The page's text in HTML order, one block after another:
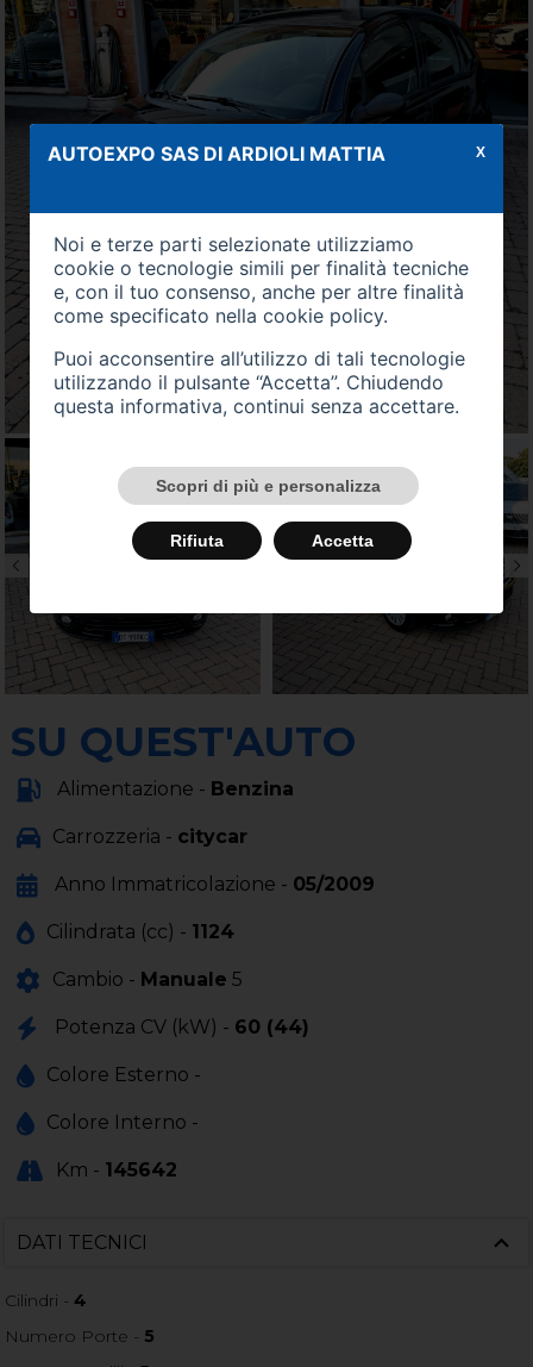
SU QUEST'AUTO
Alimentazione - Benzina
Carrozzeria - citycar
Anno Immatricolazione - 05/2009
Cilindrata (cc) - 1124
Cambio - Manuale 5
Potenza CV (kW) - 60 (44)
Colore Esterno -
Colore Interno -
Km - 145642
DATI TECNICI
Cilindri -4
Numero Porte - 5
AUTOEXPO SAS DI ARDIOLI MATTIA
Noi e terze parti selezionate utilizziamo
cookie o tecnologie simili per finalità tecniche
e, con il tuo consenso, anche per altre finalità
come specificato nella cookie policy.
Puoi acconsentire all’utilizzo di tali tecnologie
utilizzando il pulsante “Accetta”. Chiudendo
questa informativa, continui senza accettare.
Scopri di più e personalizza
Rifiuta Accetta
X